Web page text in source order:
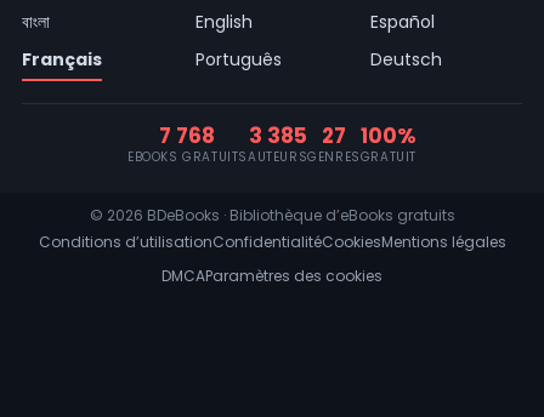
বাংলা English
Español
Français
Português Deutsch
7 768
EBOOKS GRATUITS
3 385
AUTEURS
27
GENRES
100%
GRATUIT
© 2026 BDeBooks · Bibliothèque d’eBooks gratuits
Conditions d’utilisationConfidentialitéCookiesMentions légales
DMCAParamètres des cookies